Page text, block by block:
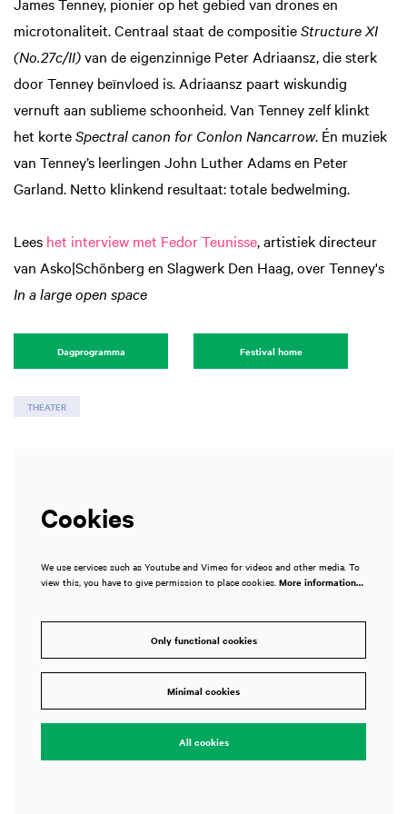
microtonaliteit. Centraal staat de compositieStructure XI
(No.27c/II)van de eigenzinnige Peter Adriaansz, die sterk
door Tenney beïnvloed is. Adriaansz paart wiskundig
vernuft aan sublieme schoonheid. Van Tenney zelf klinkt
het korteSpectral canon for Conlon Nancarrow. Én muziek
van Tenney’s leerlingen John Luther Adams en Peter
Garland. Netto klinkend resultaat: totale bedwelming.
Lees het interview met Fedor Teunisse, artistiek directeur
van Asko|Schönberg en Slagwerk Den Haag, over Tenney's
In a large open space
Dagprogramma Festival home
THEATER
Cookies
We use services such as Youtube and Vimeo for videos and other media. To
view this, you have to give permission to place cookies. More information…
Only functional cookies
Minimal cookies
All cookies